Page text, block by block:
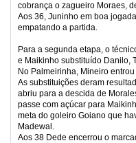
cobrança o zagueiro Moraes,
Aos 36, Juninho em boa
empatando a partida.
Para a segunda etapa, o
e Maikinho substituído Danilo,
No Palmeirinha, Mineiro
As substituições deram
abriu para a descida de
passe com açúcar para
meta do goleiro Goiano que
Madewal.
Aos 38 Dede encerrou o